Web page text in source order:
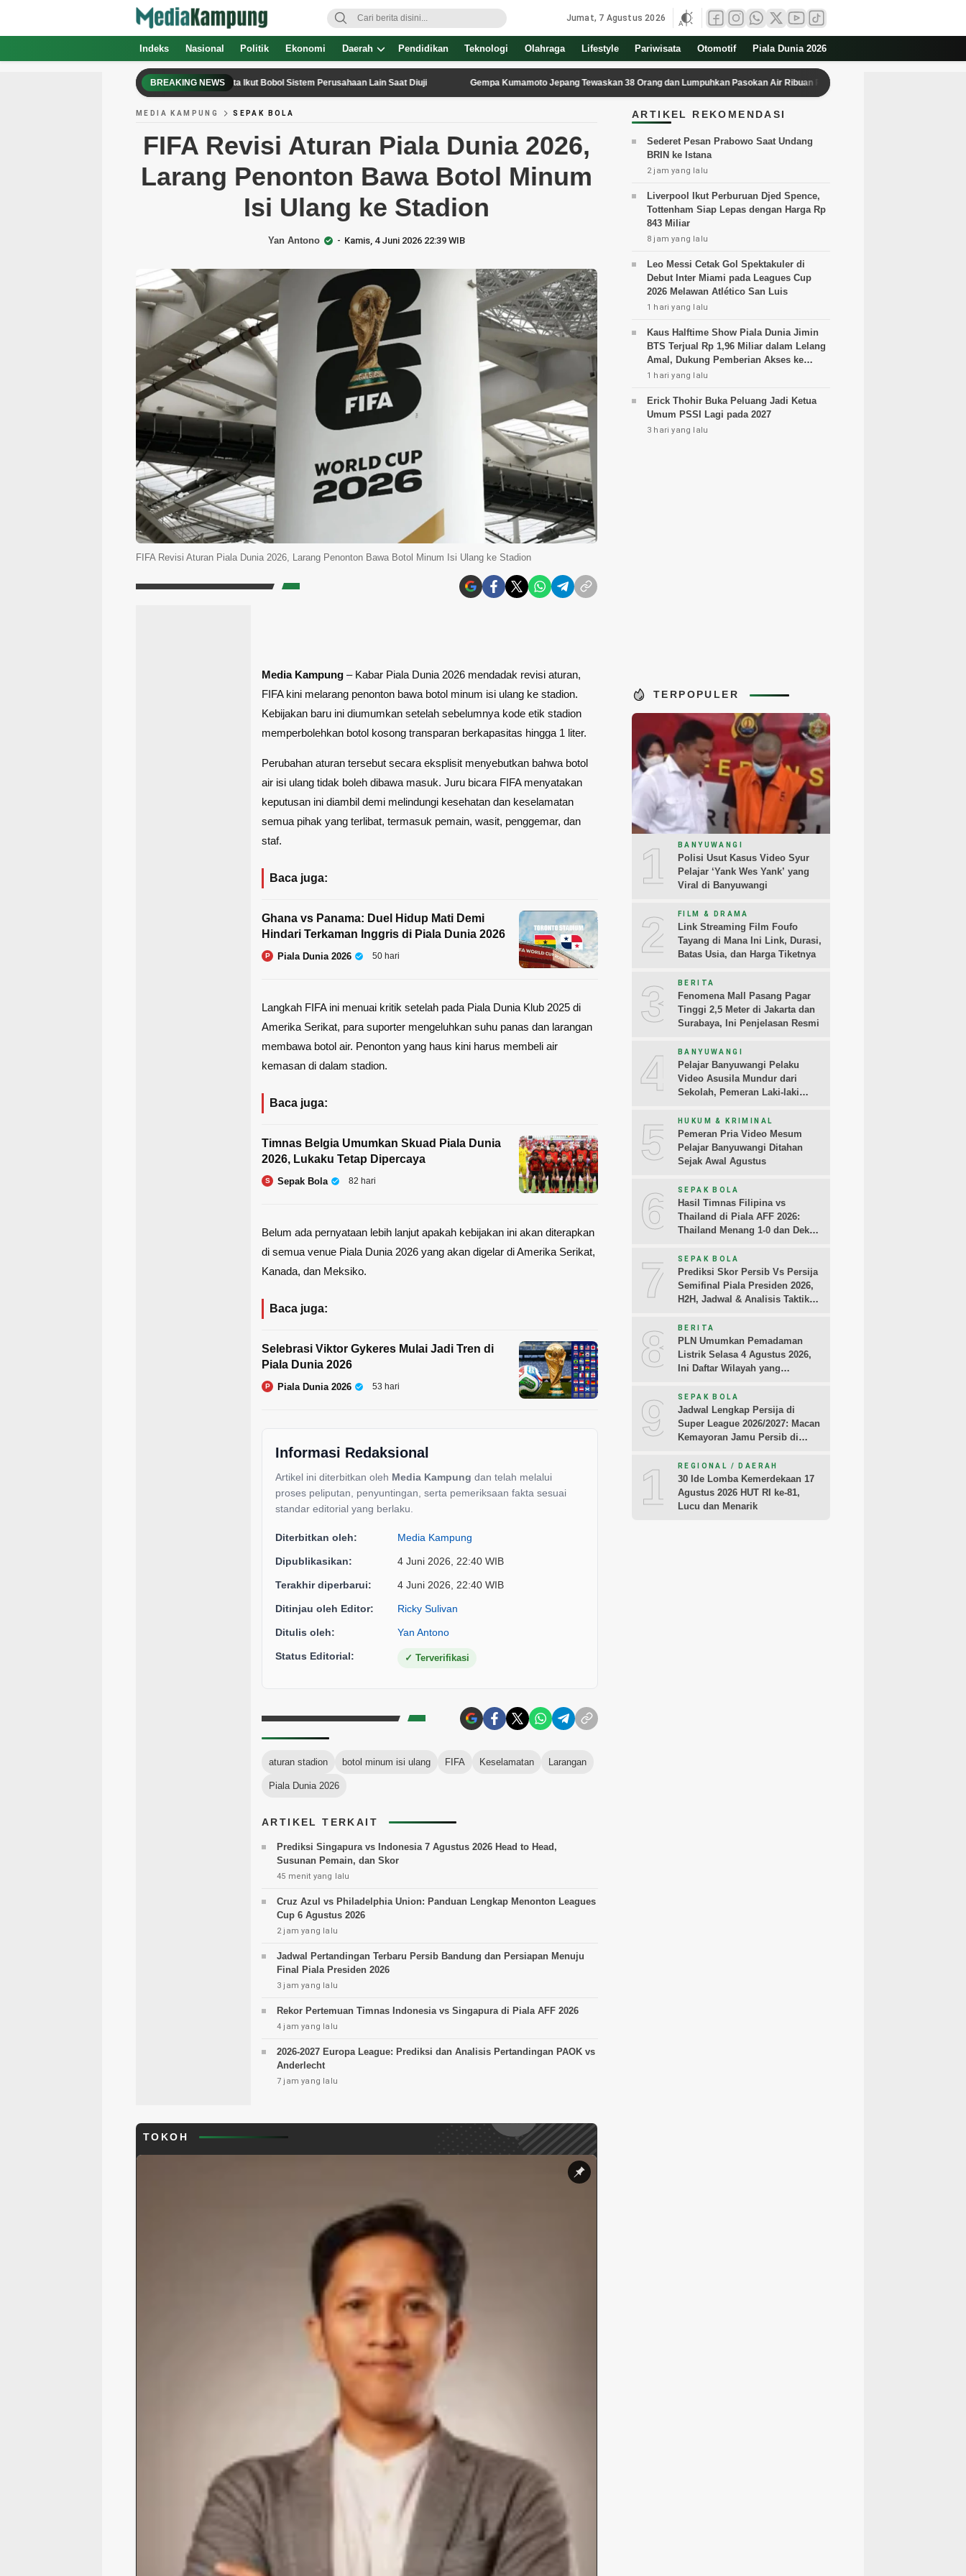
Jumat, 7 Agustus 2026
Indeks Nasional Politik Ekonomi Daerah Pendidikan Teknologi Olahraga Lifestyle Pariwisata Otomotif Piala Dunia 2026
BREAKING NEWS
Setelah OpenAI dan Anthropic, Kini AI Meta Ikut Bobol Sistem Perusahaan Lain Saat Diuji Gempa Kumamoto Jepang Tewaskan 38 Orang dan Lumpuhkan Pasokan Air Ribuan Rumah
MEDIA KAMPUNG SEPAK BOLA
FIFA Revisi Aturan Piala Dunia 2026,
Larang Penonton Bawa Botol Minum
Isi Ulang ke Stadion
Yan Antono Kamis, 4 Juni 2026 22:39 WIB
FIFA Revisi Aturan Piala Dunia 2026, Larang Penonton Bawa Botol Minum Isi Ulang ke Stadion
Media Kampung – Kabar Piala Dunia 2026 mendadak revisi aturan,
FIFAkini melarang penonton bawa botol minum isi ulang ke stadion.
Kebijakan baru ini diumumkan setelah sebelumnya kode etik stadion
memperbolehkan botol kosong transparan berkapasitas hingga 1 liter.
Perubahan aturan tersebut secara eksplisit menyebutkan bahwa botol
air isi ulang tidak boleh dibawa masuk. Juru bicara FIFA menyatakan
keputusan ini diambil demi melindungi kesehatan dan keselamatan
semua pihak yang terlibat, termasuk pemain, wasit, penggemar, dan
staf.
Baca juga:
Ghana vs Panama: Duel Hidup Mati Demi
Hindari Terkaman Inggris di Piala Dunia 2026
P Piala Dunia 2026 50 hari
Langkah FIFA ini menuai kritik setelah pada Piala Dunia Klub 2025 di
Amerika Serikat, para suporter mengeluhkan suhu panas dan larangan
membawa botol air. Penonton yang haus kini harus membeli air
kemasan di dalam stadion.
Baca juga:
Timnas Belgia Umumkan Skuad Piala Dunia
2026, Lukaku Tetap Dipercaya
S Sepak Bola 82 hari
Belum ada pernyataan lebih lanjut apakah kebijakan ini akan diterapkan
di semua venue Piala Dunia 2026 yang akan digelar di Amerika Serikat,
Kanada, dan Meksiko.
Baca juga:
Selebrasi Viktor Gykeres Mulai Jadi Tren di
Piala Dunia 2026
P Piala Dunia 2026 53 hari
Informasi Redaksional
Artikel ini diterbitkan oleh Media Kampung dan telah melalui
proses peliputan, penyuntingan, serta pemeriksaan fakta sesuai
standar editorial yang berlaku.
Diterbitkan oleh: Media Kampung
Dipublikasikan: 4 Juni 2026, 22:40 WIB
Terakhir diperbarui: 4 Juni 2026, 22:40 WIB
Ditinjau oleh Editor: Ricky Sulivan
Ditulis oleh: Yan Antono
Status Editorial: ✓ Terverifikasi
aturan stadion botol minum isi ulang FIFA Keselamatan Larangan
Piala Dunia 2026
ARTIKEL TERKAIT
Prediksi Singapura vs Indonesia 7 Agustus 2026 Head to Head,
Susunan Pemain, dan Skor
45 menit yang lalu
Cruz Azul vs Philadelphia Union: Panduan Lengkap Menonton Leagues
Cup 6 Agustus 2026
2 jam yang lalu
Jadwal Pertandingan Terbaru Persib Bandung dan Persiapan Menuju
Final Piala Presiden 2026
3 jam yang lalu
Rekor Pertemuan Timnas Indonesia vs Singapura di Piala AFF 2026
4 jam yang lalu
2026-2027 Europa League: Prediksi dan Analisis Pertandingan PAOK vs
Anderlecht
7 jam yang lalu
TOKOH
ARTIKEL REKOMENDASI
Sederet Pesan Prabowo Saat Undang
BRIN ke Istana
2 jam yang lalu
Liverpool Ikut Perburuan Djed Spence,
Tottenham Siap Lepas dengan Harga Rp
843 Miliar
8 jam yang lalu
Leo Messi Cetak Gol Spektakuler di
Debut Inter Miami pada Leagues Cup
2026 Melawan Atlético San Luis
1 hari yang lalu
Kaus Halftime Show Piala Dunia Jimin
BTS Terjual Rp 1,96 Miliar dalam Lelang
Amal, Dukung Pemberian Akses ke
Pendidikan
1 hari yang lalu
Erick Thohir Buka Peluang Jadi Ketua
Umum PSSI Lagi pada 2027
3 hari yang lalu
TERPOPULER
1 BANYUWANGI
Polisi Usut Kasus Video Syur
Pelajar ‘Yank Wes Yank’ yang
Viral di Banyuwangi
2 FILM & DRAMA
Link Streaming Film Foufo
Tayang di Mana Ini Link, Durasi,
Batas Usia, dan Harga Tiketnya
3 BERITA
Fenomena Mall Pasang Pagar
Tinggi 2,5 Meter di Jakarta dan
Surabaya, Ini Penjelasan Resmi
4 BANYUWANGI
Pelajar Banyuwangi Pelaku
Video Asusila Mundur dari
Sekolah, Pemeran Laki-laki
5 HUKUM & KRIMINAL
Pemeran Pria Video Mesum
Pelajar Banyuwangi Ditahan
Sejak Awal Agustus
6 SEPAK BOLA
Hasil Timnas Filipina vs
Thailand di Piala AFF 2026:
Thailand Menang 1-0 dan Dekati
7 SEPAK BOLA
Prediksi Skor Persib Vs Persija
Semifinal Piala Presiden 2026,
H2H, Jadwal & Analisis Taktik
8 BERITA
PLN Umumkan Pemadaman
Listrik Selasa 4 Agustus 2026,
Ini Daftar Wilayah yang
9 SEPAK BOLA
Jadwal Lengkap Persija di
Super League 2026/2027: Macan
Kemayoran Jamu Persib di
10REGIONAL / DAERAH
30 Ide Lomba Kemerdekaan 17
Agustus 2026 HUT RI ke-81,
Lucu dan Menarik